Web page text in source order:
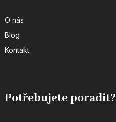
O nás
Blog
Kontakt
Potřebujete poradit?